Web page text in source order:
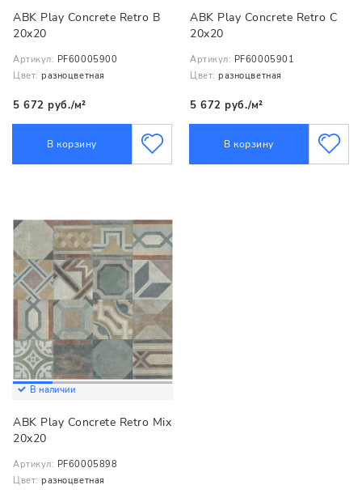
ABK Play Concrete Retro B
20x20
Артикул: PF60005900
Цвет: разноцветная
5 672 руб./м²
В корзину
ABK Play Concrete Retro C
20x20
Артикул: PF60005901
Цвет: разноцветная
5 672 руб./м²
В корзину
В наличии
ABK Play Concrete Retro Mix
20x20
Артикул: PF60005898
Цвет: разноцветная